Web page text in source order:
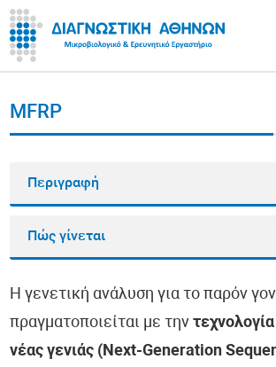
MFRP
Περιγραφή
Πώς γίνεται
Η γενετική ανάλυση για το παρόν
πραγματοποιείται με την
νέας γενιάς (Next-Generation